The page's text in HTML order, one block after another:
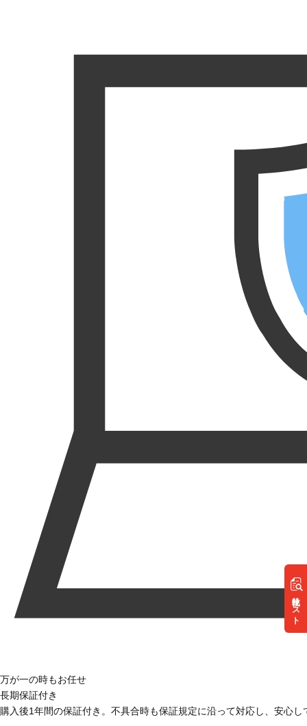
リスト
万が一の時もお任せ
長期保証付き
購入後1年間の保証付き。不具合時も保証規定に沿って対応し、安心